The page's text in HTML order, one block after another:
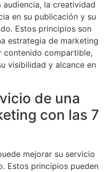
la creatividad
en su publicación y su
Estos principios son
estrategia de marketing
contenido compartible,
visibilidad y alcance en
de una
con las 7
mejorar su servicio
Estos principios pueden